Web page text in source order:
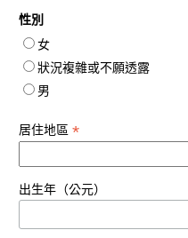
性別
女
狀況複雜或不願透露
男
居住地區 *
出生年（公元）